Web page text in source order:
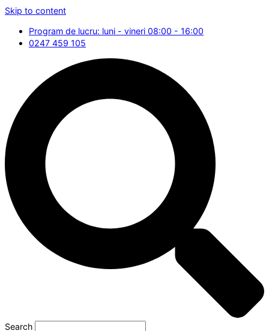
Skip to content
Program de lucru: luni - vineri 08:00 - 16:00
0247 459 105
Search